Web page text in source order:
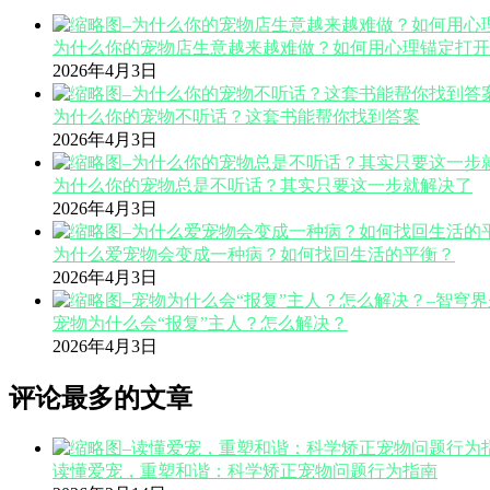
为什么你的宠物店生意越来越难做？如何用心理锚定打
2026年4月3日
为什么你的宠物不听话？这套书能帮你找到答案
2026年4月3日
为什么你的宠物总是不听话？其实只要这一步就解决了
2026年4月3日
为什么爱宠物会变成一种病？如何找回生活的平衡？
2026年4月3日
宠物为什么会“报复”主人？怎么解决？
2026年4月3日
评论最多的文章
读懂爱宠，重塑和谐：科学矫正宠物问题行为指南